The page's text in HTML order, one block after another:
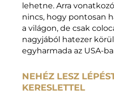
lehetne. Arra
nincs, hogy pontosan
a világon, de csak
nagyjából hatezer
egyharmada az USA-
NEHÉZ LESZ
KERESLETTEL